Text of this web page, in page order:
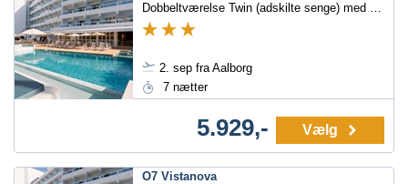
Dobbeltværelse Twin (adskilte senge) med balkon/terrasse
2. sep fra Aalborg
7 nætter
5.929,- Vælg
O7 Vistanova